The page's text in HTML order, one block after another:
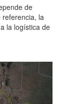
de
la
la logística de